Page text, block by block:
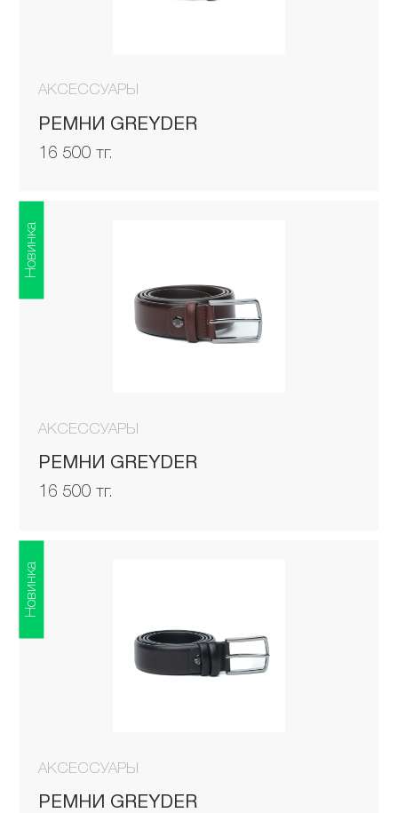
АКСЕССУАРЫ
РЕМНИ GREYDER
16 500 тг.
АКСЕССУАРЫ
РЕМНИ GREYDER
16 500 тг.
Новинка
АКСЕССУАРЫ
РЕМНИ GREYDER
Новинка